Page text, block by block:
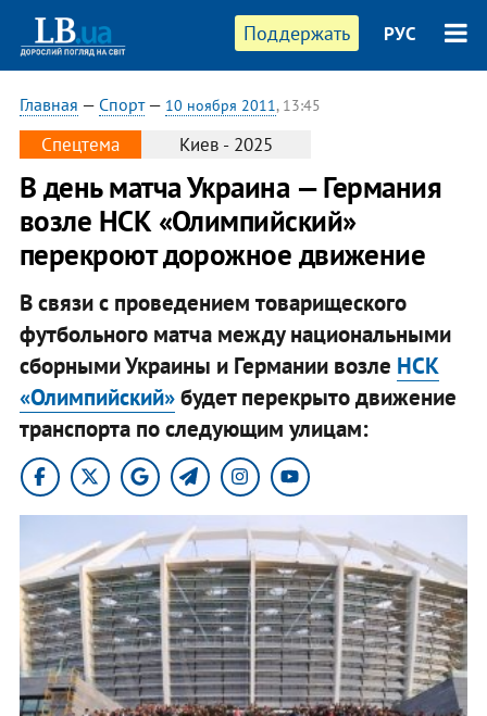
Поддержать РУС
Главная — Спорт— 10 ноября 2011, 13:45
Спецтема Киев - 2025
В день матча Украина — Германия
возле НСК «Олимпийский»
перекроют дорожное движение
В связи с проведением товарищеского
футбольного матча между национальными
сборными Украины и Германии возле НСК
«Олимпийский»будет перекрыто движение
транспорта по следующим улицам: